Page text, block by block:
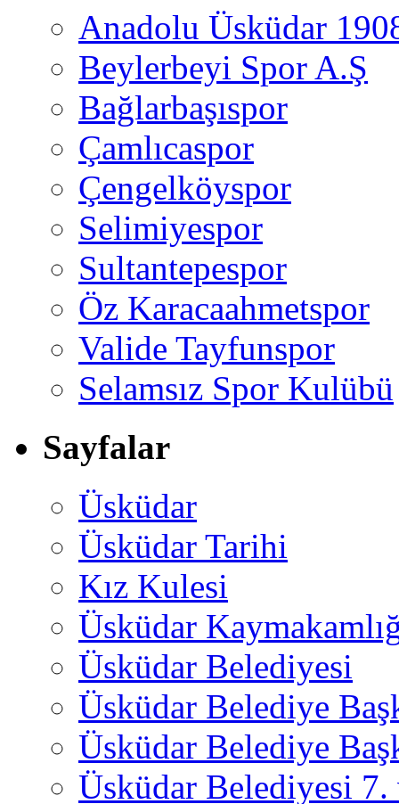
Anadolu Üsküdar
Beylerbeyi Spor A.Ş
Bağlarbaşıspor
Çamlıcaspor
Çengelköyspor
Selimiyespor
Sultantepespor
Öz Karacaahmetspor
Valide Tayfunspor
Selamsız Spor Kulübü
Sayfalar
Üsküdar
Üsküdar Tarihi
Kız Kulesi
Üsküdar
Üsküdar Belediyesi
Üsküdar Belediye
Üsküdar Belediye
Üsküdar Belediyesi